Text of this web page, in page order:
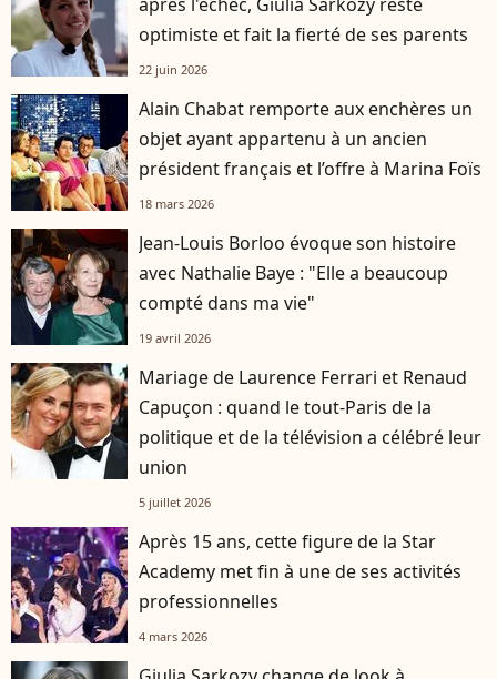
optimiste et fait la fierté de ses parents
22 juin 2026
Alain Chabat remporte aux enchères un
objet ayant appartenu à un ancien
président français et l’offre à Marina Foïs
18 mars 2026
Jean-Louis Borloo évoque son histoire
avec Nathalie Baye : "Elle a beaucoup
compté dans ma vie"
19 avril 2026
Mariage de Laurence Ferrari et Renaud
Capuçon : quand le tout-Paris de la
politique et de la télévision a célébré leur
union
5 juillet 2026
Après 15 ans, cette figure de la Star
Academy met fin à une de ses activités
professionnelles
4 mars 2026